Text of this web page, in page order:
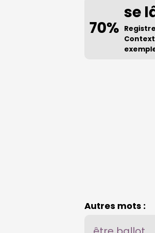
70%
se
Autres mots :